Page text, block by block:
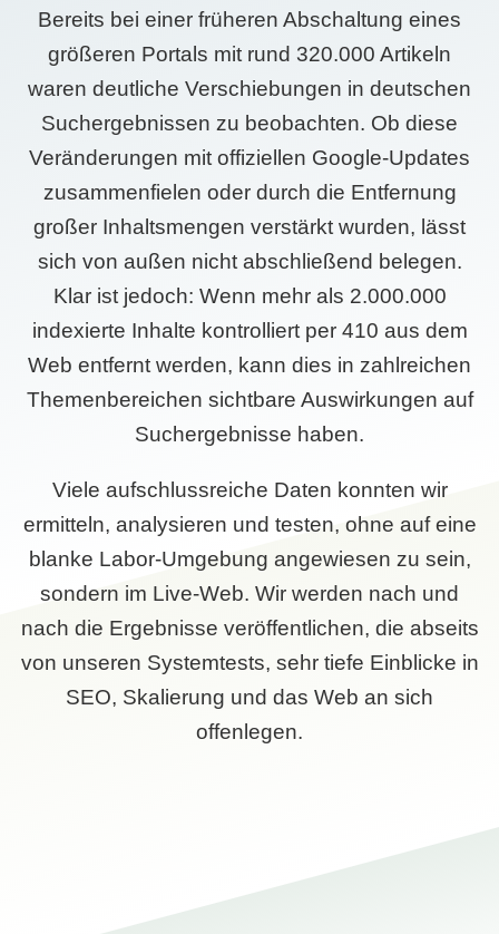
Bereits bei einer früheren Abschaltung eines
größeren Portals mit rund 320.000 Artikeln
waren deutliche Verschiebungen in deutschen
Suchergebnissen zu beobachten. Ob diese
Veränderungen mit offiziellen Google-Updates
zusammenfielen oder durch die Entfernung
großer Inhaltsmengen verstärkt wurden, lässt
sich von außen nicht abschließend belegen.
Klar ist jedoch: Wenn mehr als 2.000.000
indexierte Inhalte kontrolliert per 410 aus dem
Web entfernt werden, kann dies in zahlreichen
Themenbereichen sichtbare Auswirkungen auf
Suchergebnisse haben.
Viele aufschlussreiche Daten konnten wir
ermitteln, analysieren und testen, ohne auf eine
blanke Labor-Umgebung angewiesen zu sein,
sondern im Live-Web. Wir werden nach und
nach die Ergebnisse veröffentlichen, die abseits
von unseren Systemtests, sehr tiefe Einblicke in
SEO, Skalierung und das Web an sich
offenlegen.